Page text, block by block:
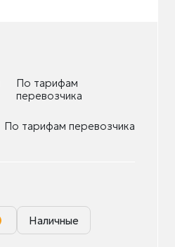
По тарифам
перевозчика
По тарифам перевозчика
Наличные